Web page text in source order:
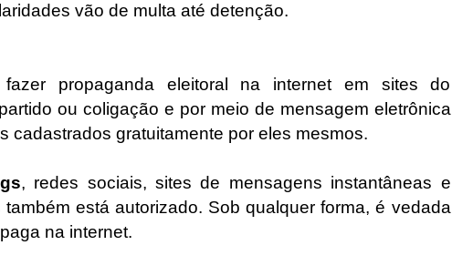
vão de multa até detenção.
propaganda eleitoral na internet em sites do
ou coligação e por meio de mensagem eletrônica
cadastrados gratuitamente por eles mesmos.
, redes sociais, sites de mensagens instantâneas e
está autorizado. Sob qualquer forma, é vedada
na internet.